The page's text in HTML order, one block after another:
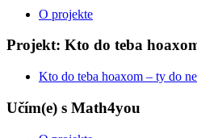
O projekte
Projekt: Kto do teba
Kto do teba hoaxom – ty do
Učím(e) s Math4you